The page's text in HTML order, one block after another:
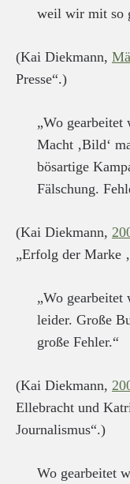
weil wir mit so
(Kai Diekmann,
Presse“.)
„Wo gearbeitet
Macht ‚Bild‘
bösartige
Fälschung.
(Kai Diekmann,
„Erfolg der Marke
„Wo gearbeitet
leider. Große
große Fehler.“
(Kai Diekmann,
Ellebracht und
Journalismus“.)
Wo gearbeitet